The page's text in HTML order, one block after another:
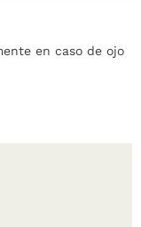
en caso de ojo